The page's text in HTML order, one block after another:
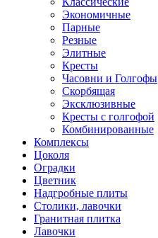
Экономичные
Парные
Резные
Элитные
Кресты
Часовни и Голгофы
Скорбящая
Эксклюзивные
Кресты с голгофой
Комбинированные
Комплексы
Цоколя
Оградки
Цветник
Надгробные плиты
Столики, лавочки
Гранитная плитка
Лавочки